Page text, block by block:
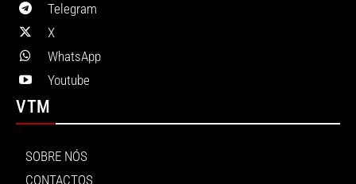
Telegram
X
WhatsApp
Youtube
VTM
SOBRE NÓS
CONTACTOS